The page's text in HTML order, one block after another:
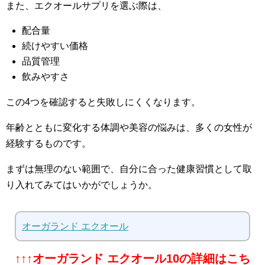
また、エクオールサプリを選ぶ際は、
配合量
続けやすい価格
品質管理
飲みやすさ
この4つを確認すると失敗しにくくなります。
年齢とともに変化する体調や美容の悩みは、多くの女性が
経験するものです。
まずは無理のない範囲で、自分に合った健康習慣として取
り入れてみてはいかがでしょうか。
オーガランド エクオール
↑↑↑オーガランド エクオール10の詳細はこち